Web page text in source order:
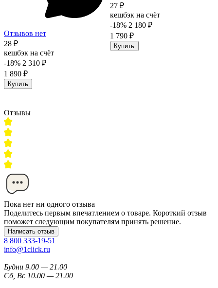
Отзывов нет
28 ₽
кешбэк на счёт
-18% 2 310 ₽
1 890 ₽
Купить
27 ₽
кешбэк на счёт
-18% 2 180 ₽
1 790 ₽
Купить
Отзывы
Пока нет ни одного отзыва
Поделитесь первым впечатлением о товаре. Короткий отзыв
поможет следующим покупателям принять решение.
Написать отзыв
8 800 333-19-51
info@1click.ru
Будни 9.00 — 21.00
Сб, Вс 10.00 — 21.00